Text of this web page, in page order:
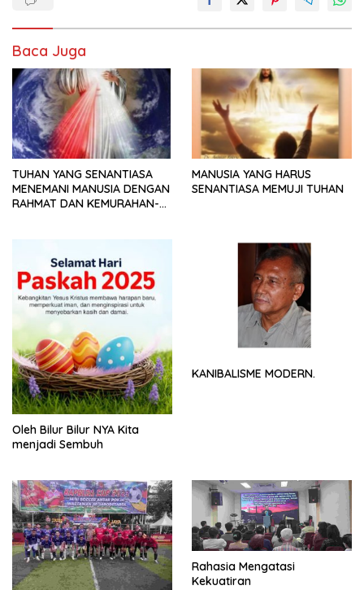
Baca Juga
TUHAN YANG SENANTIASA
MENEMANI MANUSIA DENGAN
RAHMAT DAN KEMURAHAN-
MANUSIA YANG HARUS
SENANTIASA MEMUJI TUHAN
Oleh Bilur Bilur NYA Kita
menjadi Sembuh
KANIBALISME MODERN.
Rahasia Mengatasi
Kekuatiran